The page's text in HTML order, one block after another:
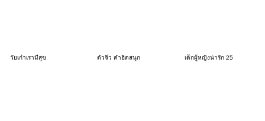
วัยเก๋าเรามีสุข ตัวจิ๋ว คำฮิตสนุก เด็กผู้หญิงน่ารัก 25